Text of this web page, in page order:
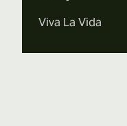
Viva La Vida